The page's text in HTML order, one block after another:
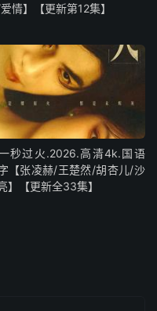
情】【更新第12集】
秒过火.2026.高清4k.国语
【张凌赫/王楚然/胡杏儿/沙
】【更新全33集】